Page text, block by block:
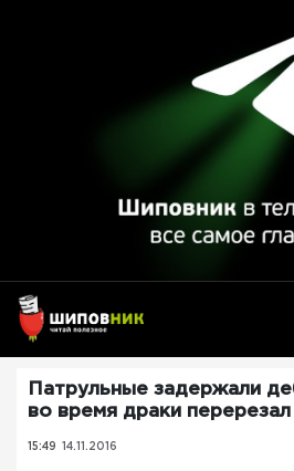
Патрульные задержали
во время драки
15:49 14.11.2016